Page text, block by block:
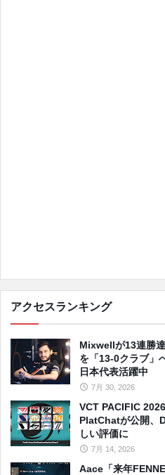
アクセスランキング
Mixwellが13連勝
を「13-0クラブ」
日本代表活躍中
7月 30, 2026
VCT PACIFIC
PlatChatが公開、
しい評価に
7月 14, 2026
Aace「来年